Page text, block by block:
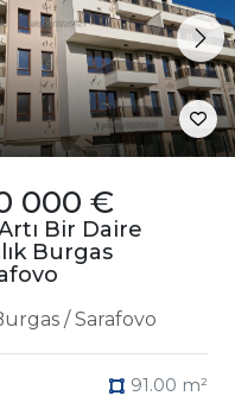
Next
000 €
Bir Daire
Burgas
/ Sarafovo
91.00 m²